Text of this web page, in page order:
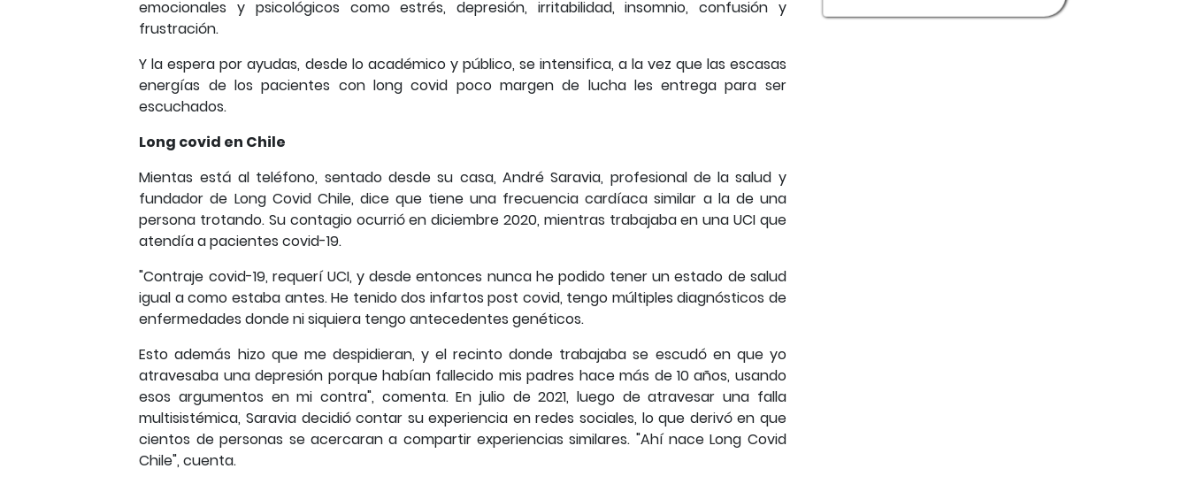
emocionales y psicológicos como estrés, depresión, irritabilidad, insomnio, confusión y
frustración.
Y la espera por ayudas, desde lo académico y público, se intensifica, a la vez que las escasas
energías de los pacientes con long covid poco margen de lucha les entrega para ser
escuchados.
Long covid en Chile
Mientas está al teléfono, sentado desde su casa, André Saravia, profesional de la salud y
fundador de Long Covid Chile, dice que tiene una frecuencia cardíaca similar a la de una
persona trotando. Su contagio ocurrió en diciembre 2020, mientras trabajaba en una UCI que
atendía a pacientes covid-19.
"Contraje covid-19, requerí UCI, y desde entonces nunca he podido tener un estado de salud
igual a como estaba antes. He tenido dos infartos post covid, tengo múltiples diagnósticos de
enfermedades donde ni siquiera tengo antecedentes genéticos.
Esto además hizo que me despidieran, y el recinto donde trabajaba se escudó en que yo
atravesaba una depresión porque habían fallecido mis padres hace más de 10 años, usando
esos argumentos en mi contra", comenta. En julio de 2021, luego de atravesar una falla
multisistémica, Saravia decidió contar su experiencia en redes sociales, lo que derivó en que
cientos de personas se acercaran a compartir experiencias similares. "Ahí nace Long Covid
Chile", cuenta.